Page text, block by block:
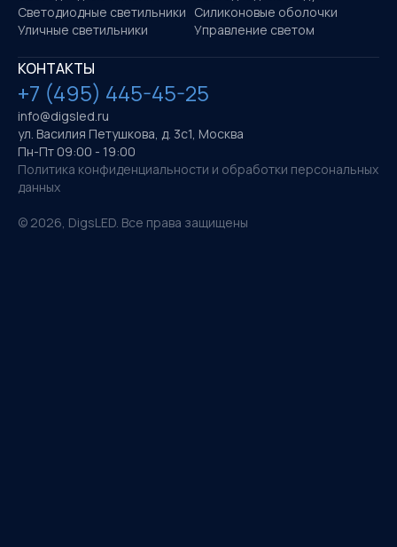
Светодиодные светильники Силиконовые оболочки
Уличные светильники
Управление светом
КОНТАКТЫ
+7 (495) 445-45-25
info@digsled.ru
ул. Василия Петушкова, д. 3с1, Москва
Пн-Пт 09:00 - 19:00
Политика конфиденциальности и обработки персональных
данных
© 2026, DigsLED. Все права защищены